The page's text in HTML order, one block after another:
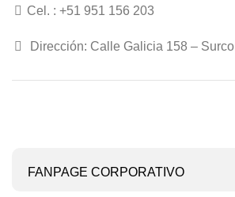
Cel. : +51 951 156 203
Dirección: Calle Galicia 158 – Surco
FANPAGE CORPORATIVO